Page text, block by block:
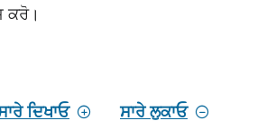
ਕਰੋ।
ਦਿਖਾਓ ਸਾਰੇ ਲੁਕਾਓ